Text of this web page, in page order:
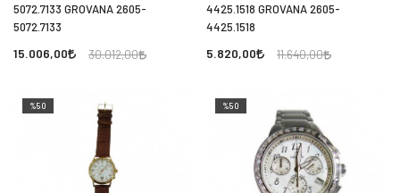
5072.7133 GROVANA 2605-
5072.7133
15.006,00 30.012,00
4425.1518 GROVANA 2605-
4425.1518
5.820,00 11.640,00
%50 %50